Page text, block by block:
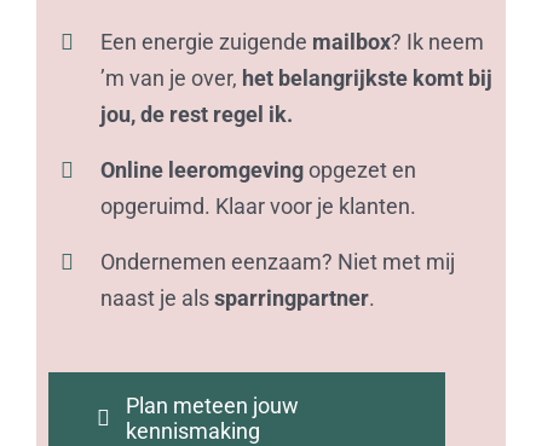
Een energie zuigende mailbox? Ik neem
’m van je over, het belangrijkste komt bij
jou, de rest regel ik.
Online leeromgevingopgezet en
opgeruimd. Klaar voor je klanten.
Ondernemen eenzaam? Niet met mij
naast je alssparringpartner.
Plan meteen jouw
kennismaking